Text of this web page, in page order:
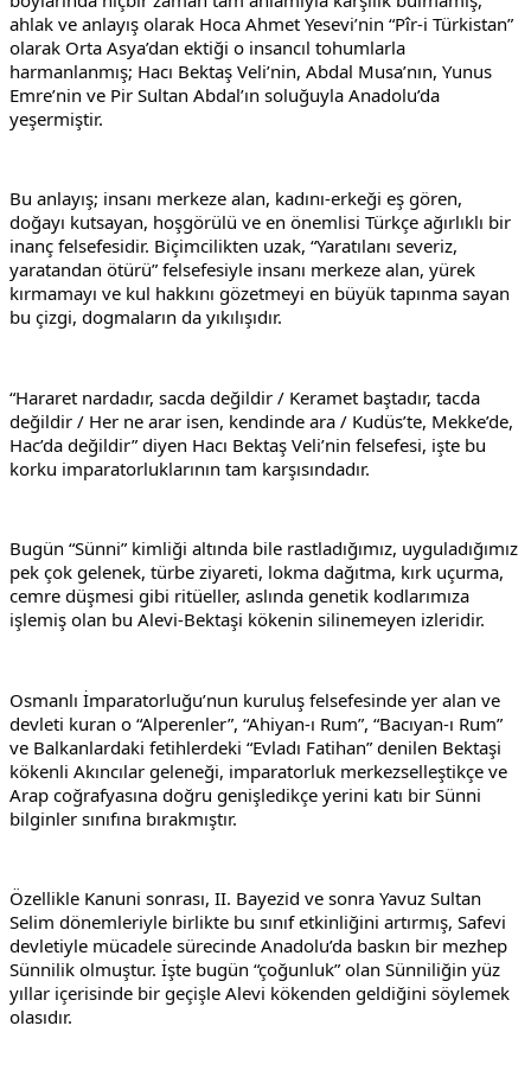
ahlak ve anlayış olarak Hoca Ahmet Yesevi’nin “Pîr-i Türkistan”
olarak Orta Asya’dan ektiği o insancıl tohumlarla
harmanlanmış; Hacı Bektaş Veli’nin, Abdal Musa’nın, Yunus
Emre’nin ve Pir Sultan Abdal’ın soluğuyla Anadolu’da
yeşermiştir.
Bu anlayış; insanı merkeze alan, kadını-erkeği eş gören,
doğayı kutsayan, hoşgörülü ve en önemlisi Türkçe ağırlıklı bir
inanç felsefesidir. Biçimcilikten uzak, “Yaratılanı severiz,
yaratandan ötürü” felsefesiyle insanı merkeze alan, yürek
kırmamayı ve kul hakkını gözetmeyi en büyük tapınma sayan
bu çizgi, dogmaların da yıkılışıdır.
“Hararet nardadır, sacda değildir / Keramet baştadır, tacda
değildir / Her ne arar isen, kendinde ara / Kudüs’te, Mekke’de,
Hac’da değildir” diyen Hacı Bektaş Veli’nin felsefesi, işte bu
korku imparatorluklarının tam karşısındadır.
Bugün “Sünni” kimliği altında bile rastladığımız, uyguladığımız
pek çok gelenek, türbe ziyareti, lokma dağıtma, kırk uçurma,
cemre düşmesi gibi ritüeller, aslında genetik kodlarımıza
işlemiş olan bu Alevi-Bektaşi kökenin silinemeyen izleridir.
Osmanlı İmparatorluğu’nun kuruluş felsefesinde yer alan ve
devleti kuran o “Alperenler”, “Ahiyan-ı Rum”, “Bacıyan-ı Rum”
ve Balkanlardaki fetihlerdeki “Evladı Fatihan” denilen Bektaşi
kökenli Akıncılar geleneği, imparatorluk merkezselleştikçe ve
Arap coğrafyasına doğru genişledikçe yerini katı bir Sünni
bilginler sınıfına bırakmıştır.
Özellikle Kanuni sonrası, II. Bayezid ve sonra Yavuz Sultan
Selim dönemleriyle birlikte bu sınıf etkinliğini artırmış, Safevi
devletiyle mücadele sürecinde Anadolu’da baskın bir mezhep
Sünnilik olmuştur. İşte bugün “çoğunluk” olan Sünniliğin yüz
yıllar içerisinde bir geçişle Alevi kökenden geldiğini söylemek
olasıdır.